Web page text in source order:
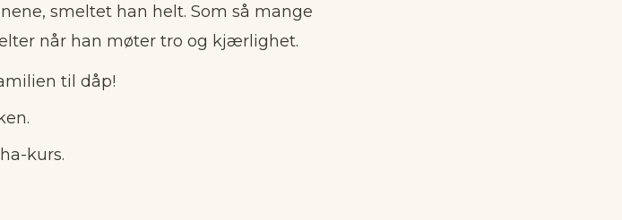
smeltet han helt. Som så mange
når han møter tro og kjærlighet.
til dåp!
kurs.